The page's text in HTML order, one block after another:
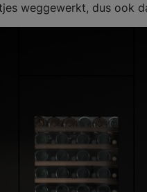
weggewerkt, dus ook